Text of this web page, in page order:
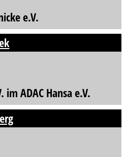
e.V.
im ADAC Hansa e.V.